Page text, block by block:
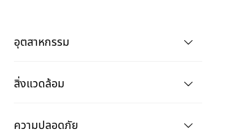
อุตสาหกรรม
สิ่งแวดล้อม
ความปลอดภัย